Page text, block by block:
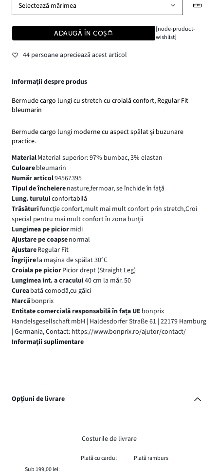
Selectează mărimea
ADAUGĂ ÎN COȘ
[node-product-
wishlist]
44 persoane apreciează acest articol
Informații despre produs
Bermude cargo lungi cu stretch cu croială confort, Regular Fit
bleumarin
Bermude cargo lungi moderne cu aspect spălat și buzunare
practice.
MaterialMaterial superior: 97% bumbac, 3% elastan
Culoarebleumarin
Număr articol94567395
Tipul de încheierenasture,fermoar, se închide în faţă
Lung. turuluiconfortabilă
Trăsăturifuncţie confort,mult mai mult confort prin stretch,Croi
special pentru mai mult confort în zona burţii
Lungimea pe piciormidi
Ajustare pe coapsenormal
AjustareRegular Fit
Îngrijirela maşina de spălat 30°C
Croiala pe piciorPicior drept (Straight Leg)
Lungimea int. a cracului40 cm la măr. 50
Cureabată comodă,cu găici
Marcăbonprix
Entitate comercială responsabilă în fața UE bonprix
Handelsgesellschaft mbH | Haldesdorfer Straße 61 | 22179 Hamburg
| Germania, Contact: https://www.bonprix.ro/ajutor/contact/
Informaţii suplimentare
Opțiuni de livrare
Costurile de livrare
Plată cu cardul
Plată ramburs
Sub 199,00 lei: